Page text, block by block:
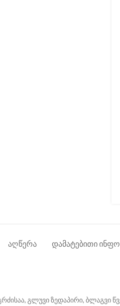
ᲐᲦᲬᲔᲠᲐ ᲓᲐᲛᲐᲢᲔᲑᲘᲗᲘ
გლუვი ზედაპირი, ბლაგვი